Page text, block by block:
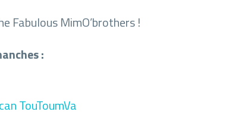
Fabulous MimO’brothers !
:
TouToumVa